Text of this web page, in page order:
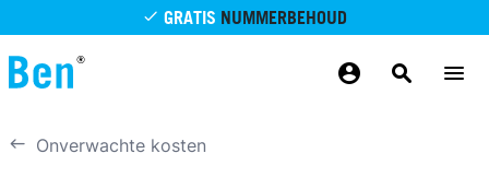
Overslaan en naar de inhoud gaan
GRATIS NUMMERBEHOUD
Onverwachte kosten